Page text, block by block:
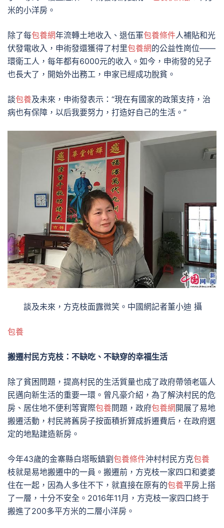
米的小洋房。
除了每包養網年流轉土地收入、退伍軍包養條件人補貼和光
伏發電收入，申術發還獲得了村里包養網的公益性崗位——
環衛工人，每年都有6000元的收入。如今，申術發的兒子
也長大了，開始外出務工，申家已經成功脫貧。
談包養及未來，申術發表示：“現在有國家的政策支持，治
病也有保障，以后我要努力，打造好自己的生活。”
談及未來，方克枝面露微笑。中國網記者董小迪 攝
包養
搬遷村民方克枝：不缺吃、不缺穿的幸福生活
除了貧困問題，提高村民的生活質量也成了政府帶領老區人
民邁向新生活的重要一環。曾凡豪介紹，為了解決村民的危
房、居住地不便利等實際包養問題，政府包養網開展了易地
搬遷活動，村民將舊房子按面積折算成拆遷費后，在政府選
定的地點建造新房。
今年43歲的金寨縣白塔畈鎮劉包養條件沖村村民方克包養
枝就是易地搬遷中的一員。搬遷前，方克枝一家四口和婆婆
住在一起，因為人多住不下，就直接在原有的包養平房上搭
了一層，十分不安全。2016年11月，方克枝一家四口終于
搬進了200多平方米的二層小洋房。